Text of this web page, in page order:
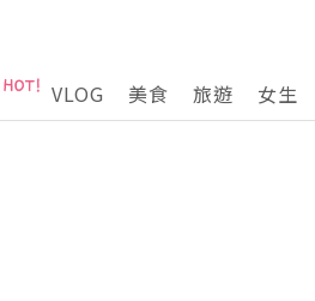
VLOG 美食 旅遊 女生